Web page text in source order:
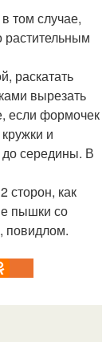
том случае,
растительным
раскатать
вырезать
если формочек
и
до середины. В
сторон, как
пышки со
повидлом.